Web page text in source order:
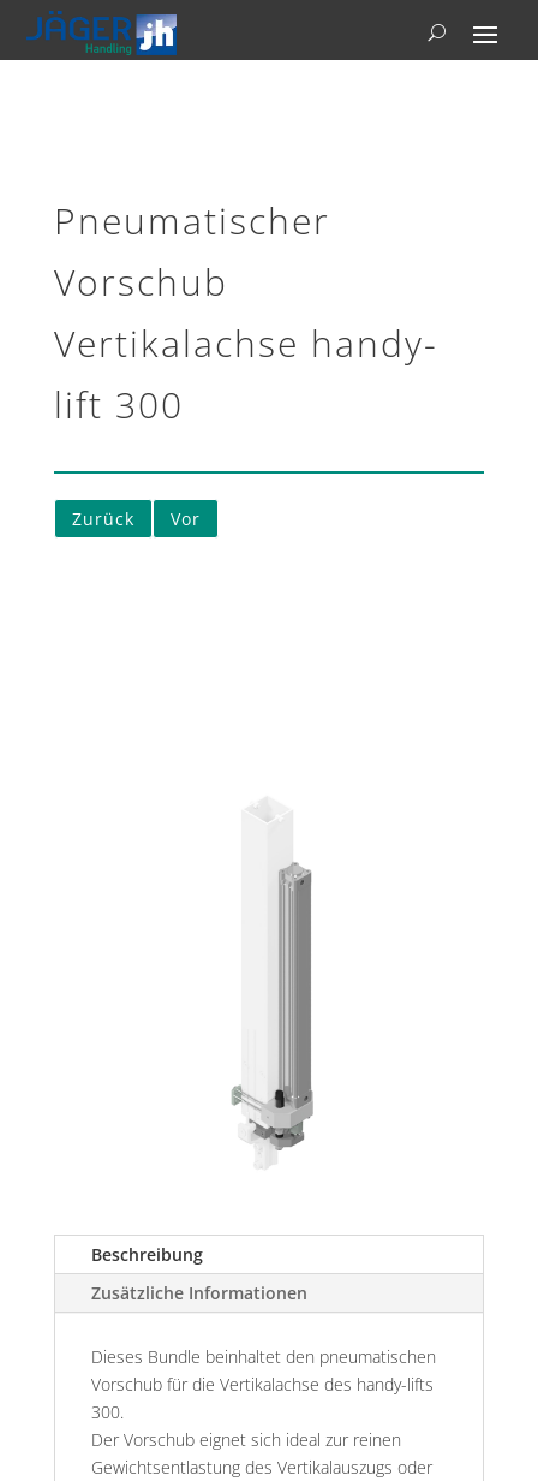
Pneumatischer
Vorschub
Vertikalachse handy-
lift 300
Zurück Vor
Beschreibung
Zusätzliche Informationen
Dieses Bundle beinhaltet den pneumatischen
Vorschub für die Vertikalachse des handy-lifts
300.
Der Vorschub eignet sich ideal zur reinen
Gewichtsentlastung des Vertikalauszugs oder